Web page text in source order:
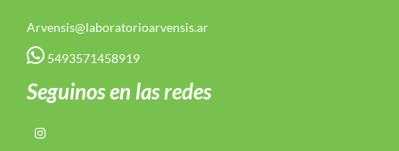
Arvensis@laboratorioarvensis.ar
5493571458919
Seguinos en las redes